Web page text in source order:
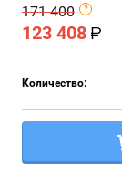
171 400
123 408
Количество: